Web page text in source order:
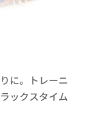
に。トレーニ
ックスタイム